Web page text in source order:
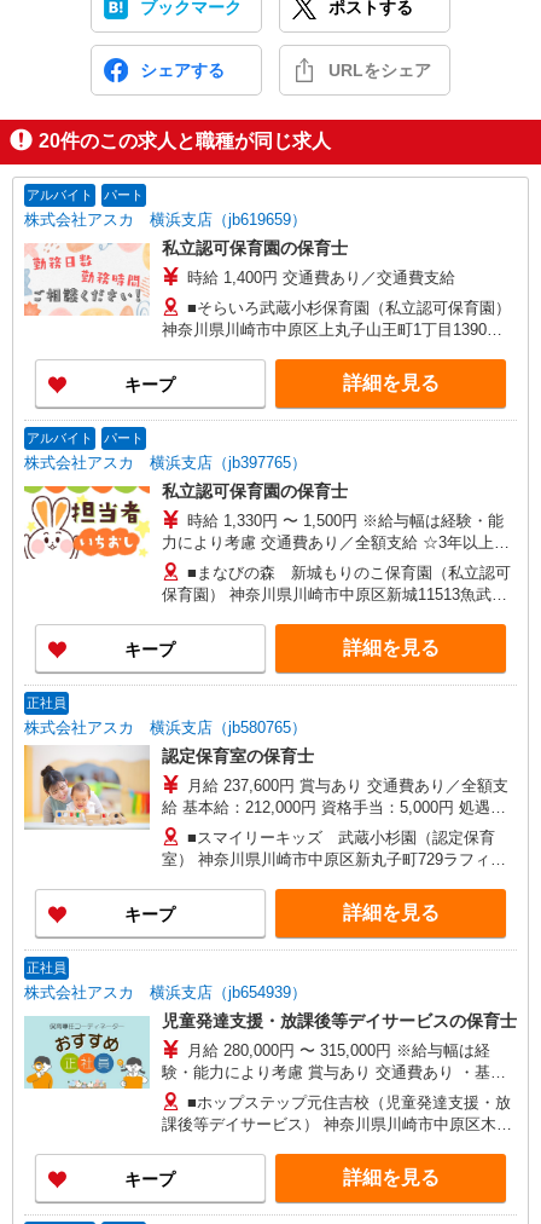
ブックマーク ポストする
シェアする URLをシェア
20件のこの求人と職種が同じ求人
アルバイト パート
株式会社アスカ 横浜支店（jb619659）
私立認可保育園の保育士
時給 1,400円 交通費あり／交通費支給
■そらいろ武蔵小杉保育園（私立認可保育園）
神奈川県川崎市中原区上丸子山王町1丁目1390番
キープ 詳細を見る
アルバイト パート
株式会社アスカ 横浜支店（jb397765）
私立認可保育園の保育士
時給 1,330円 〜 1,500円 ※給与幅は経験・能
力により考慮 交通費あり／全額支給 ☆3年以上保
育士正社員経験ある方☆ 《経験手当 時給＋20
円》 ☆〜9:00/18:00〜の勤務☆ 《早番・遅番手
当 時給＋50円》
■まなびの森 新城もりのこ保育園（私立認可
保育園） 神奈川県川崎市中原区新城11513魚武ビ
キープ 詳細を見る
正社員
株式会社アスカ 横浜支店（jb580765）
認定保育室の保育士
月給 237,600円 賞与あり 交通費あり／全額支
給 基本給：212,000円 資格手当：5,000円 処遇改
善Ⅰ：20,600円 --------------------------- 月給合計：
237,600円 試用期間6ヶ月。条件変更なし。 お給
料は前職考慮いたします。
■スマイリーキッズ 武蔵小杉園（認定保育
室） 神奈川県川崎市中原区新丸子町729ラフィネ
キープ 詳細を見る
正社員
株式会社アスカ 横浜支店（jb654939）
児童発達支援・放課後等デイサービスの保育士
月給 280,000円 〜 315,000円 ※給与幅は経
験・能力により考慮 賞与あり 交通費あり ・基本
給 180,000円 ・固定残業代 40,000円〜 （20時
間分・超過分は法定通り支給） ・処遇改善加算
60,000円〜
■ホップステップ元住吉校（児童発達支援・放
課後等デイサービス） 神奈川県川崎市中原区木月
キープ 詳細を見る